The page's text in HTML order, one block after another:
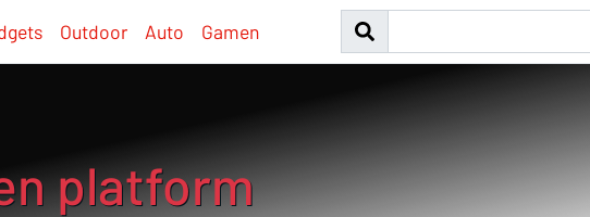
Outdoor Auto Gamen
platform